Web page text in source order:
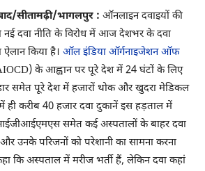
सीतामढ़ी/भागलपुर : ऑनलाइन दवाइयों की
नई दवा नीति के विरोध में आज देशभर के दवा
ऐलान किया है। ऑल इंडिया ऑर्गनाइजेशन ऑफ
के आह्वान पर पूरे देश में 24 घंटों के लिए
समेत पूरे देश में हजारों थोक और खुदरा मेडिकल
में ही करीब 40 हजार दवा दुकानें इस हड़ताल में
समेत कई अस्पतालों के बाहर दवा
उनके परिजनों को परेशानी का सामना करना
कि अस्पताल में मरीज भर्ती हैं, लेकिन दवा कहां